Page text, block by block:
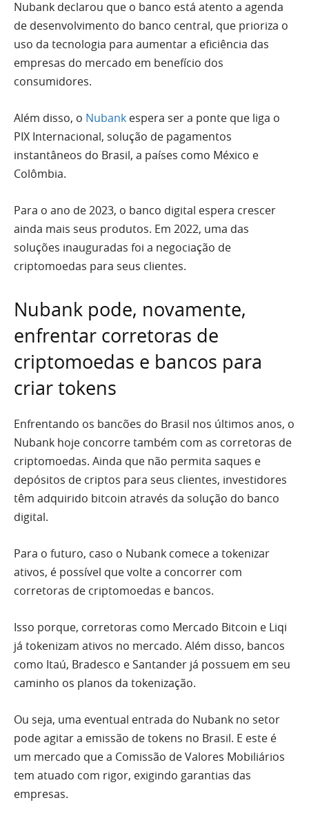
Nubank declarou que o banco está atento a agenda
de desenvolvimento do banco central, que prioriza o
uso da tecnologia para aumentar a eficiência das
empresas do mercado em benefício dos
consumidores.
Além disso, o Nubank espera ser a ponte que liga o
PIX Internacional, solução de pagamentos
instantâneos do Brasil, a países como México e
Colômbia.
Para o ano de 2023, o banco digital espera crescer
ainda mais seus produtos. Em 2022, uma das
soluções inauguradas foi a negociação de
criptomoedas para seus clientes.
Nubank pode, novamente,
enfrentar corretoras de
criptomoedas e bancos para
criar tokens
Enfrentando os bancões do Brasil nos últimos anos, o
Nubank hoje concorre também com as corretoras de
criptomoedas. Ainda que não permita saques e
depósitos de criptos para seus clientes, investidores
têm adquirido bitcoin através da solução do banco
digital.
Para o futuro, caso o Nubank comece a tokenizar
ativos, é possível que volte a concorrer com
corretoras de criptomoedas e bancos.
Isso porque, corretoras como Mercado Bitcoin e Liqi
já tokenizam ativos no mercado. Além disso, bancos
como Itaú, Bradesco e Santander já possuem em seu
caminho os planos da tokenização.
Ou seja, uma eventual entrada do Nubank no setor
pode agitar a emissão de tokens no Brasil. E este é
um mercado que a Comissão de Valores Mobiliários
tem atuado com rigor, exigindo garantias das
empresas.